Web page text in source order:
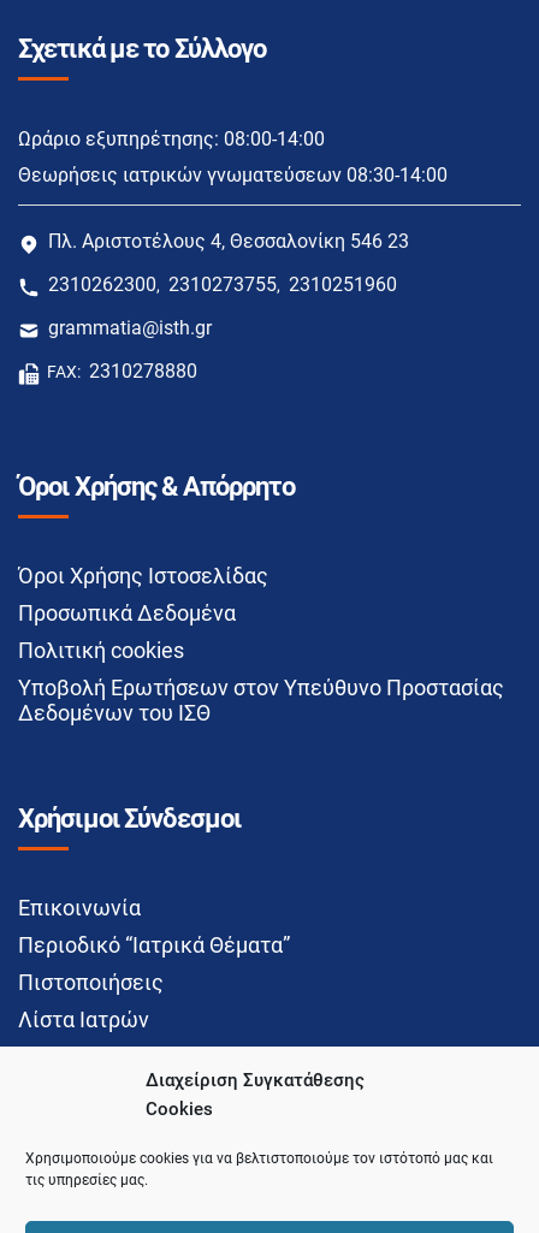
Διαχείριση Συγκατάθεσης
Cookies
Χρησιμοποιούμε cookies για να βελτιστοποιούμε τον ιστότοπό μας και
τις υπηρεσίες μας.
Σχετικά με το Σύλλογο
Ωράριο εξυπηρέτησης: 08:00-14:00
Θεωρήσεις ιατρικών γνωματεύσεων 08:30-14:00
Πλ. Αριστοτέλους 4, Θεσσαλονίκη 546 23
2310262300, 2310273755, 2310251960
grammatia@isth.gr
FAX: 2310278880
Όροι Χρήσης & Απόρρητο
Όροι Χρήσης Ιστοσελίδας
Προσωπικά Δεδομένα
Πολιτική cookies
Υποβολή Ερωτήσεων στον Υπεύθυνο Προστασίας
Δεδομένων του ΙΣΘ
Χρήσιμοι Σύνδεσμοι
Επικοινωνία
Περιοδικό “Ιατρικά Θέματα”
Πιστοποιήσεις
Λίστα Ιατρών
Social Media